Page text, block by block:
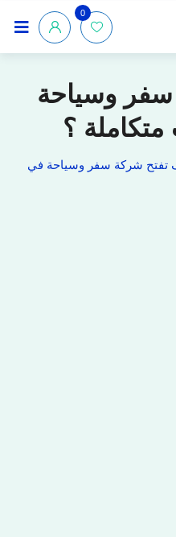
0
وسياحة
؟
تفتح شركة سفر وسياحة في